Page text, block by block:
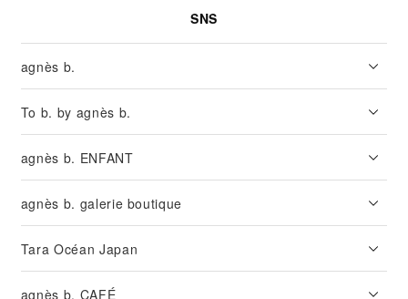
SNS
agnès b.
To b. by agnès b.
agnès b. ENFANT
agnès b. galerie boutique
Tara Océan Japan
agnès b. CAFÉ